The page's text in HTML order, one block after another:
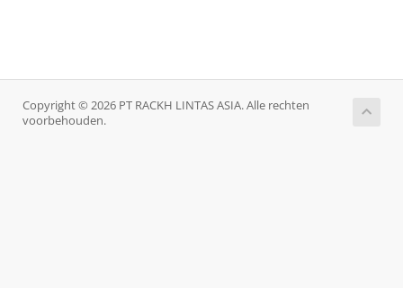
Copyright © 2026 PT RACKH LINTAS ASIA. Alle rechten
voorbehouden.